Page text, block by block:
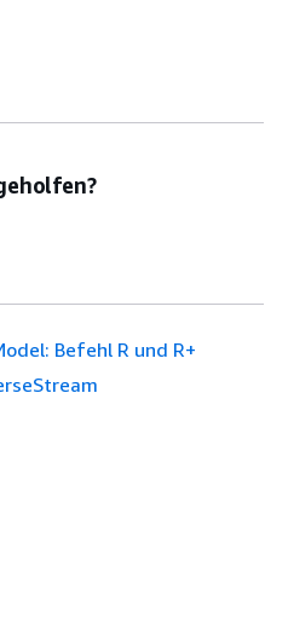
Befehl R und R+